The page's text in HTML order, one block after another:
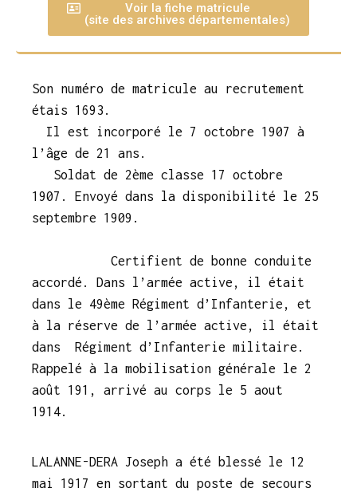
Voir la fiche matricule
(site des archives départementales)
Son numéro de matricule au recrutement
étais 1693.
Il est incorporé le 7 octobre 1907 à
l’âge de 21 ans.
Soldat de 2ème classe 17 octobre
1907. Envoyé dans la disponibilité le 25
septembre 1909.
Certifient de bonne conduite
accordé. Dans l’armée active, il était
dans le 49ème Régiment d’Infanterie, et
à la réserve de l’armée active, il était
dans Régiment d’Infanterie militaire.
Rappelé à la mobilisation générale le 2
août 191, arrivé au corps le 5 aout
1914.
LALANNE-DERA Joseph a été blessé le 12
mai 1917 en sortant du poste de secours